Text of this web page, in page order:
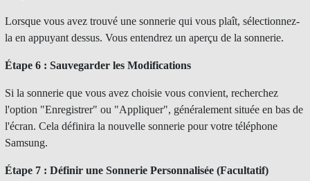
Lorsque vous avez trouvé une sonnerie qui vous plaît, sélectionnez-
la en appuyant dessus. Vous entendrez un aperçu de la sonnerie.
Étape 6 : Sauvegarder les Modifications
Si la sonnerie que vous avez choisie vous convient, recherchez
l'option "Enregistrer" ou "Appliquer", généralement située en bas de
l'écran. Cela définira la nouvelle sonnerie pour votre téléphone
Samsung.
Étape 7 : Définir une Sonnerie Personnalisée (Facultatif)